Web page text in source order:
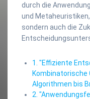
durch die
und
sondern auch die
1. "Effiziente
Kombinatorische
Algorithmen bis
2.